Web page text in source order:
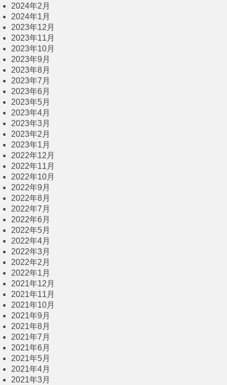
2024年2月
2024年1月
2023年12月
2023年11月
2023年10月
2023年9月
2023年8月
2023年7月
2023年6月
2023年5月
2023年4月
2023年3月
2023年2月
2023年1月
2022年12月
2022年11月
2022年10月
2022年9月
2022年8月
2022年7月
2022年6月
2022年5月
2022年4月
2022年3月
2022年2月
2022年1月
2021年12月
2021年11月
2021年10月
2021年9月
2021年8月
2021年7月
2021年6月
2021年5月
2021年4月
2021年3月